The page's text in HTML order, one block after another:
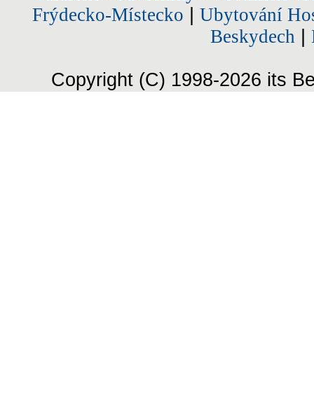
Frýdecko-Místecko
Ubytování
Beskydech
Copyright (C) 1998-2026 its